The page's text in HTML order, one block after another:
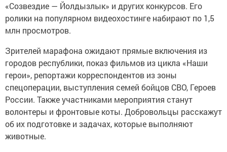
«Созвездие — Йолдызлык» и других конкурсов. Его
ролики на популярном видеохостинге набирают по 1,5
млн просмотров.
Зрителей марафона ожидают прямые включения из
городов республики, показ фильмов из цикла «Наши
герои», репортажи корреспондентов из зоны
спецоперации, выступления семей бойцов СВО, Героев
России. Также участниками мероприятия станут
волонтеры и фронтовые коты. Добровольцы расскажут
об их подготовке и задачах, которые выполняют
животные.